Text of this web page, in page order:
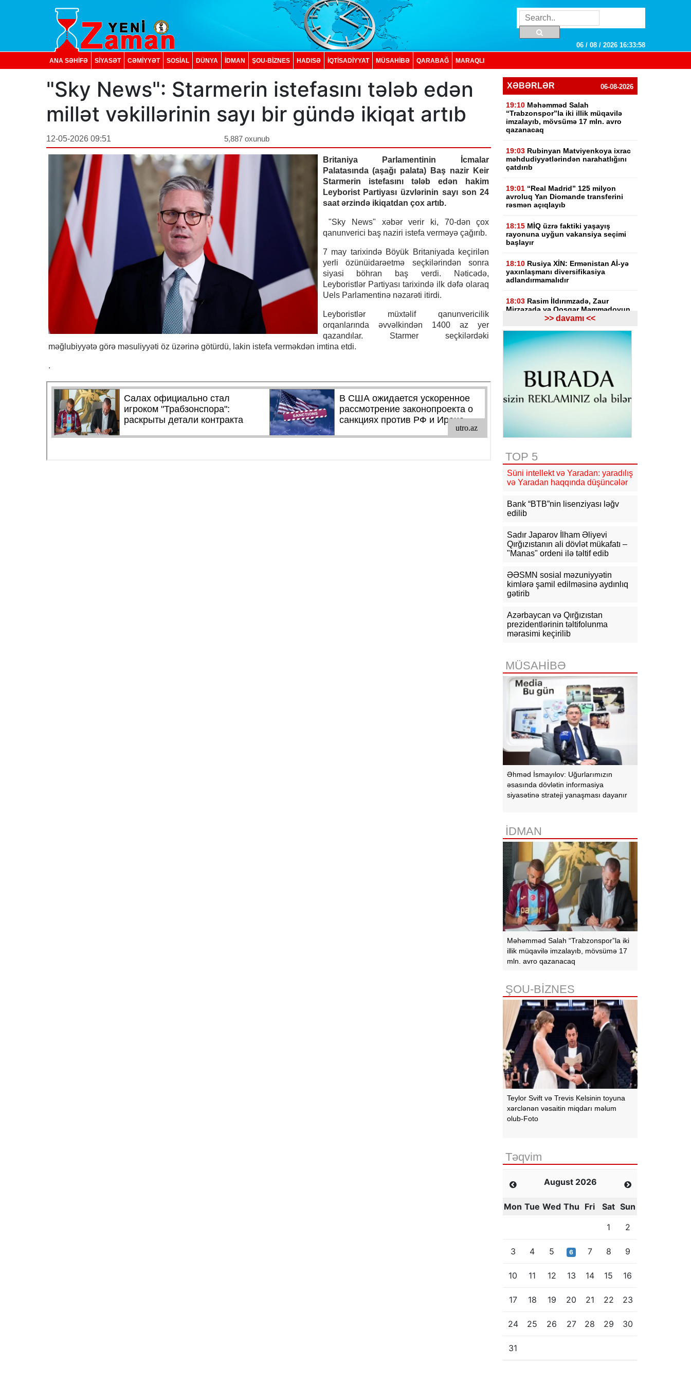
06 / 08 / 2026 16:33:59
ANA SƏHİFƏ SİYASƏT CƏMİYYƏT SOSIAL DÜNYA İDMAN ŞOU-BİZNES HADISƏ İQTISADIYYAT MÜSAHİBƏ QARABAĞ MARAQLI
"Sky News": Starmerin istefasını tələb edən
millət vəkillərinin sayı bir gündə ikiqat artıb
12-05-2026 09:51 5,887 oxunub
Britaniya Parlamentinin İcmalar
Palatasında (aşağı palata) Baş nazir Keir
Starmerin istefasını tələb edən hakim
Leyborist Partiyası üzvlərinin sayı son 24
saat ərzində ikiqatdan çox artıb.
"Sky News" xəbər verir ki, 70-dən çox
qanunverici baş naziri istefa verməyə çağırıb.
7 may tarixində Böyük Britaniyada keçirilən
yerli özünüidarəetmə seçkilərindən sonra
siyasi böhran baş verdi. Nəticədə,
Leyboristlər Partiyası tarixində ilk dəfə olaraq
Uels Parlamentinə nəzarəti itirdi.
Leyboristlər müxtəlif qanunvericilik
orqanlarında əvvəlkindən 1400 az yer
qazandılar. Starmer seçkilərdəki
məğlubiyyətə görə məsuliyyəti öz üzərinə götürdü, lakin istefa verməkdən imtina etdi.
.
XƏBƏRLƏR 06-08-2026
19:10 Məhəmməd Salah
“Trabzonspor”la iki illik müqavilə
imzalayıb, mövsümə 17 mln. avro
qazanacaq
19:03 Rubinyan Matviyenkoya ixrac
məhdudiyyətlərindən narahatlığını
çatdırıb
19:01 “Real Madrid” 125 milyon
avroluq Yan Diomande transferini
rəsmən açıqlayıb
18:15 MİQ üzrə faktiki yaşayış
rayonuna uyğun vakansiya seçimi
başlayır
18:10 Rusiya XİN: Ermənistan Aİ-yə
yaxınlaşmanı diversifikasiya
adlandırmamalıdır
18:03 Rasim İldırımzadə, Zaur
Mirzəzadə və Qoşqar Məmmədovun
apellyasiya şikayəti üzrə məhkəmə
17:12 Gürcüstan Gəlirlər Xidməti
azərbaycanlı sürücülərin gömrükdə
"Europol" miqrantların qeyri-
qanuni daşınmasında şübhəli
bilinən suriyalıları saxlayıb
FOTO
16:31 Bu il dövlət büdcəsinə 11,5
Tramp zəng etdi - Pentaqonda
15:53
əməliyyatlar ən qısa zamanda
dayandırılmalıdır
dən çox şəxsin saxlanıldığı bildirilir
15:26 Kiyevdə Azərbaycan və
15:14 Ceyhun Bayramov Ukraynada
Azərbaycan Xalq Cümhuriyyətinin
>> davamı <<
TOP 5
Süni intellekt və Yaradan: yaradılış
və Yaradan haqqında düşüncələr
Bank “BTB”nin lisenziyası ləğv
edilib
Sadır Japarov İlham Əliyevi
Qırğızıstanın ali dövlət mükafatı –
"Manas" ordeni ilə təltif edib
ƏƏSMN sosial məzuniyyətin
kimlərə şamil edilməsinə aydınlıq
gətirib
Azərbaycan və Qırğızıstan
prezidentlərinin təltifolunma
mərasimi keçirilib
MÜSAHİBƏ
Əhməd İsmayılov: Uğurlarımızın
əsasında dövlətin informasiya
siyasətinə strateji yanaşması dayanır
İDMAN
Məhəmməd Salah “Trabzonspor”la iki
illik müqavilə imzalayıb, mövsümə 17
mln. avro qazanacaq
ŞOU-BİZNES
Teylor Svift və Trevis Kelsinin toyuna
xərclənən vəsaitin miqdarı məlum
olub-Foto
Təqvim
August 2026
Mon Tue Wed Thu Fri Sat Sun
1
2
3 4 5 6 7 8 9
10 11 12 13 14 15 16
17 18 19 20 21 22 23
24 25 26 27 28 29 30
31